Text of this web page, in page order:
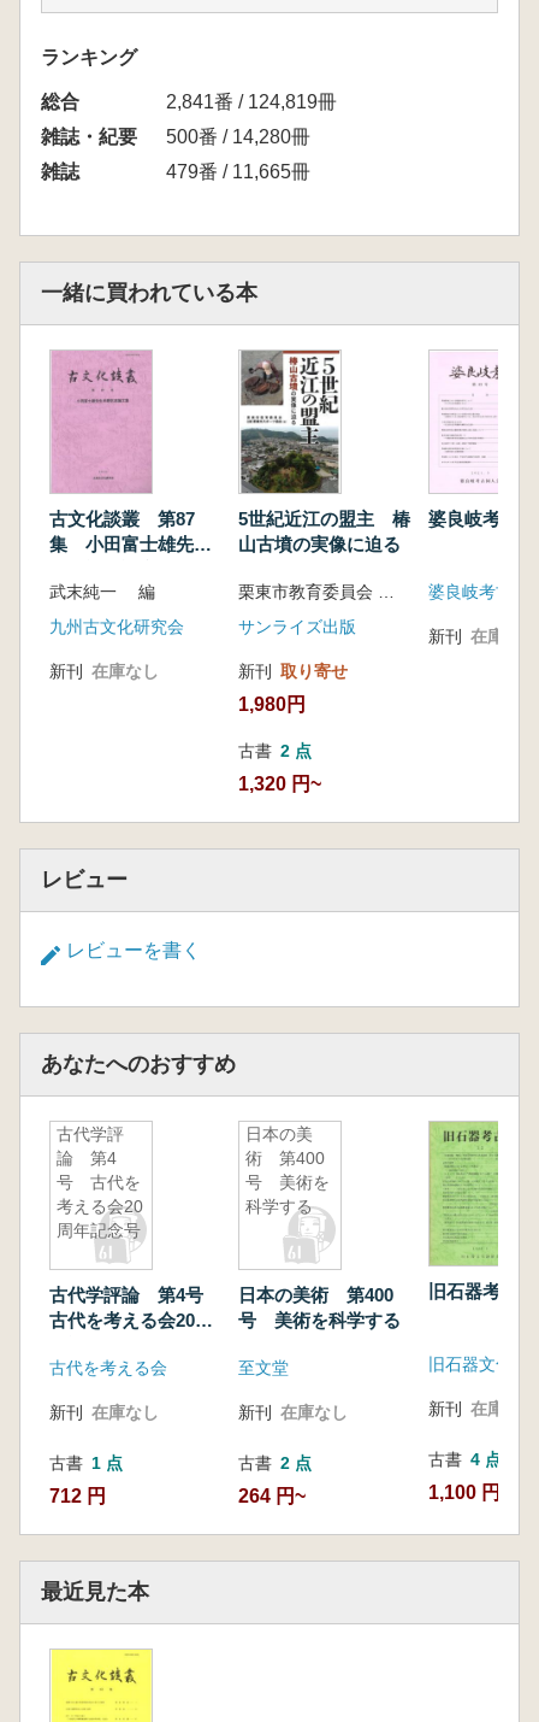
考察
村上久和 豊前における古代火葬墓の動向
北島大輔 弘津金石館の研究 先ツ來リテ考古
學ノ趣味ヲ解セラレヨ
ランキング
総合
2,841番 / 124,819冊
雑誌・紀要
500番 / 14,280冊
雑誌
479番 / 11,665冊
一緒に買われている本
古文化談叢 第87
集 小田富士雄先生
武末純一 編
九州古文化研究会
新刊 在庫なし
5世紀近江の盟主 椿
山古墳の実像に迫る
栗東市教育委員会 栗東市スポーツ協会 編
サンライズ出版
新刊 取り寄せ
1,980円
古書 2 点
1,320 円~
婆良岐考古
婆良岐考古同
新刊 在庫なし
レビュー
レビューを書く
あなたへのおすすめ
古代学評
論 第4
号 古代を
考える会20
周年記念号
古代学評論 第4号
古代を考える会20周
古代を考える会
新刊 在庫なし
古書 1 点
712 円
日本の美
術 第400
号 美術を
科学する
日本の美術 第400
号 美術を科学する
至文堂
新刊 在庫なし
古書 2 点
264 円~
旧石器考古
旧石器文化談
新刊 在庫なし
古書 4 点
1,100 円~
最近見た本